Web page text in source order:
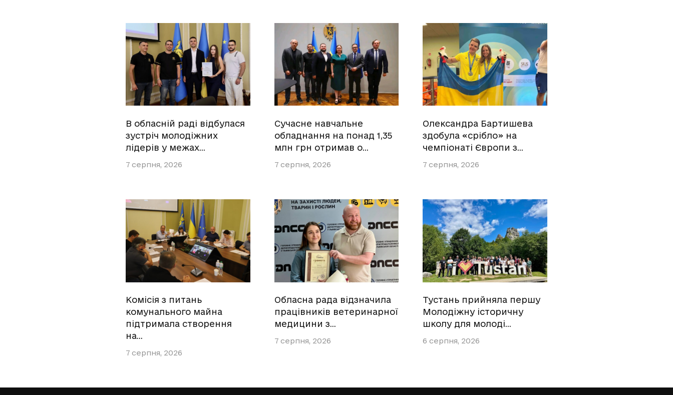
В обласній раді відбулася
зустріч молодіжних
лідерів у межах…
7 серпня, 2026
Сучасне навчальне
обладнання на понад 1,35
млн грн отримав о…
7 серпня, 2026
Олександра Бартишева
здобула «срібло» на
чемпіонаті Європи з…
7 серпня, 2026
Комісія з питань
комунального майна
підтримала створення
на…
7 серпня, 2026
Обласна рада відзначила
працівників ветеринарної
медицини з…
7 серпня, 2026
Тустань прийняла першу
Молодіжну історичну
школу для молоді…
6 серпня, 2026